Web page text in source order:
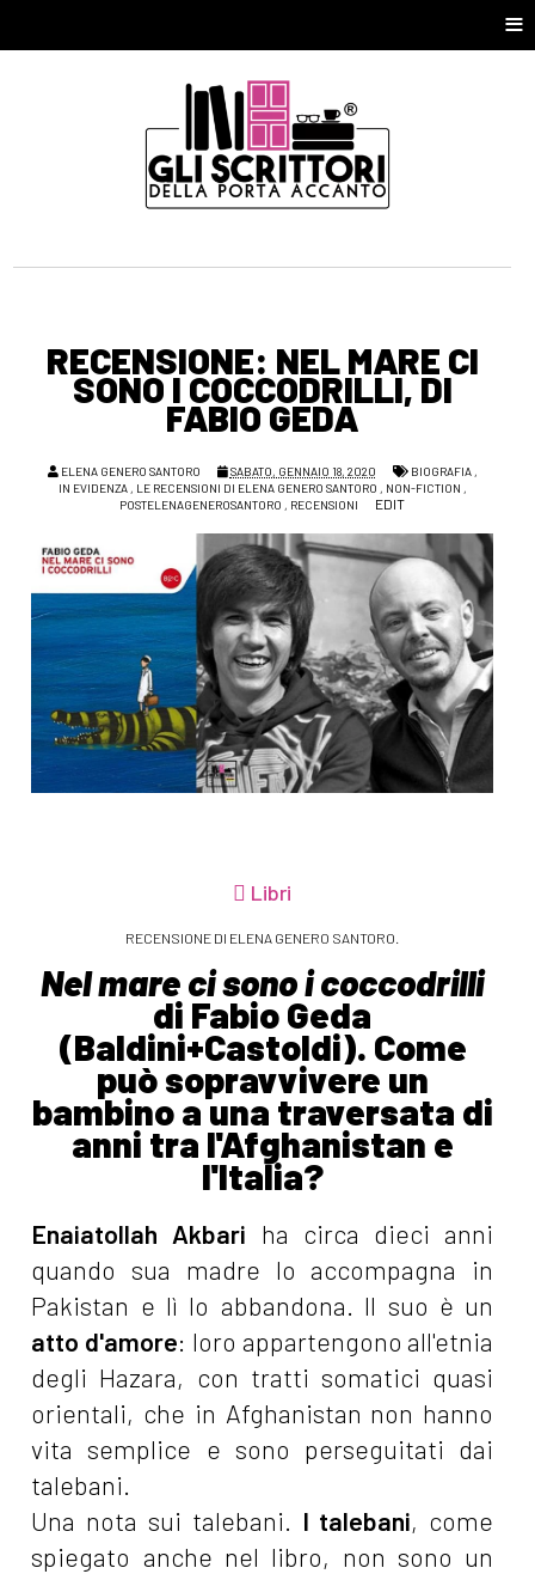
≡
RECENSIONE: NEL MARE CI
SONO I COCCODRILLI, DI
FABIO GEDA
ELENA GENERO SANTORO SABATO, GENNAIO 18, 2020 BIOGRAFIA,
IN EVIDENZA, LE RECENSIONI DI ELENA GENERO SANTORO , NON-FICTION ,
POSTELENAGENEROSANTORO , RECENSIONI EDIT
Libri
RECENSIONE DI ELENA GENERO SANTORO.
Nel mare ci sono i coccodrilli
di Fabio Geda
(Baldini+Castoldi). Come
può sopravvivere un
bambino a una traversata di
anni tra l'Afghanistan e
l'Italia?
Enaiatollah Akbari ha circa dieci anni
quando sua madre lo accompagna in
Pakistan e lì lo abbandona. Il suo è un
atto d'amore: loro appartengono all'etnia
degli Hazara, con tratti somatici quasi
orientali, che in Afghanistan non hanno
vita semplice e sono perseguitati dai
talebani.
Una nota sui talebani. I talebani, come
spiegato anche nel libro, non sono un